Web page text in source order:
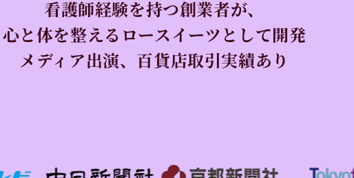
看護師経験を持つ創業者が、
心と体を整えるロースイーツとして開発
メディア出演、百貨店取引実績あり